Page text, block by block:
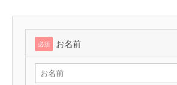
必須 お名前